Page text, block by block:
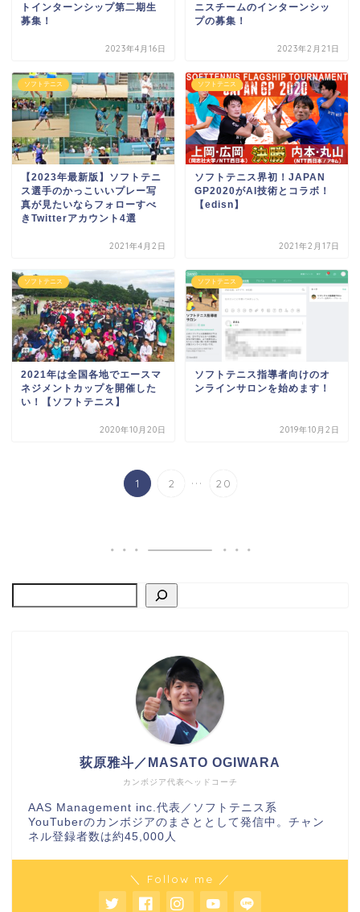
トインターンシップ第二期生
募集！
2023年4月16日
ニスチームのインターンシッ
プの募集！
2023年2月21日
ソフトテニス
【2023年最新版】ソフトテニ
ス選手のかっこいいプレー写
真が見たいならフォローすべ
きTwitterアカウント4選
2021年4月2日
ソフトテニス
ソフトテニス界初！JAPAN
GP2020がAI技術とコラボ！
【edisn】
2021年2月17日
ソフトテニス
2021年は全国各地でエースマ
ネジメントカップを開催した
い！【ソフトテニス】
2020年10月20日
ソフトテニス
ソフトテニス指導者向けのオ
ンラインサロンを始めます！
2019年10月2日
1 2 ... 20
カンボジア代表ヘッドコーチ
荻原雅斗／MASATO OGIWARA
AAS Management inc.代表／ソフトテニス系
YouTuberのカンボジアのまさととして発信中。チャン
ネル登録者数は約45,000人
＼ Follow me ／